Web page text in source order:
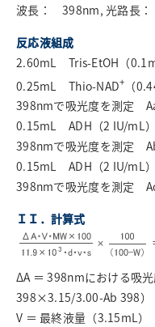
波長： 398nm, 光路長
反応液組成
2.60mL Tris-EtOH（
0.25mL Thio-NAD+ （
398nmで吸光度を測定
0.15mL ADH（2 IU/mL）
398nmで吸光度を測定
0.15mL ADH（2 IU/mL）
398nmで吸光度を測定
ＩＩ．計算式
ΔA ＝ 398nmにおける吸
398×3.15/3.00-Ab 398）
V ＝ 最終液量（3.15mL）